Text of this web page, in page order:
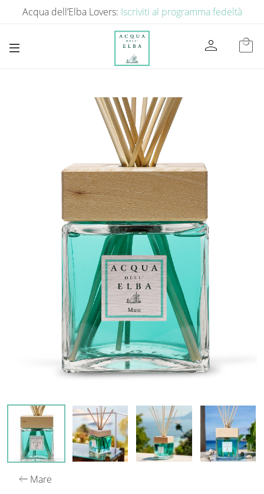
Acqua dell’Elba Lovers: Iscriviti al programma fedeltà
person local_mall
arrow_left_alt Mare